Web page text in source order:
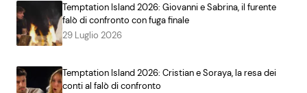
Temptation Island 2026: Giovanni e Sabrina, il furente
falò di confronto con fuga finale
29 Luglio 2026
Temptation Island 2026: Cristian e Soraya, la resa dei
conti al falò di confronto